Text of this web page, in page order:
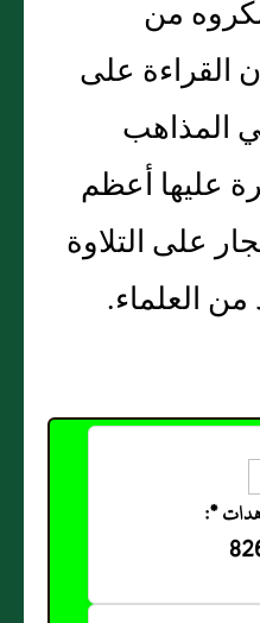
من
القراءة على
المذاهب
عليها أعظم
على التلاوة
العلماء‏.‏
*: